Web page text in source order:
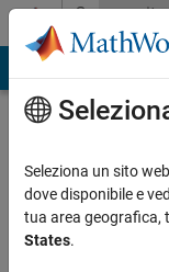
Vai al contenutoCommunity
Profile
assas
Seleziona un sito
dove disponibile e
tua area geografica,
States.